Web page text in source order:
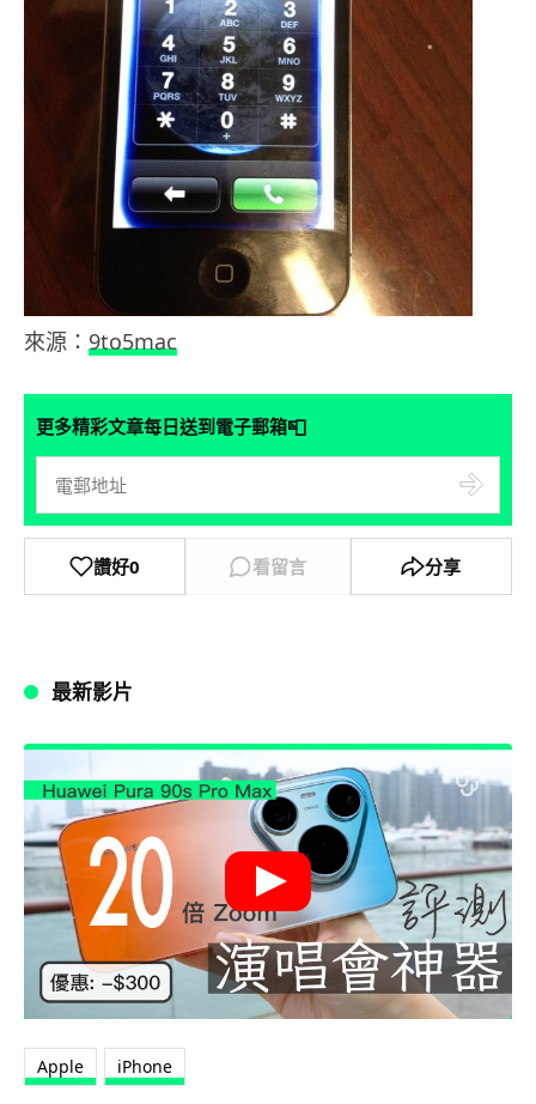
來源： 9to5mac
更多精彩文章每日送到電子郵箱📮
讚好0 看留言 分享
最新影片
Apple iPhone